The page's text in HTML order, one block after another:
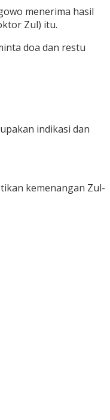
menerima hasil
Zul) itu.
doa dan restu
indikasi dan
kemenangan Zul-